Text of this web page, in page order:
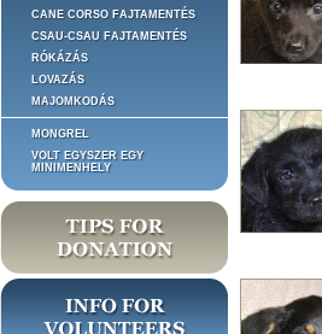
CANE CORSO FAJTAMENTÉS
CSAU-CSAU FAJTAMENTÉS
RÓKÁZÁS
LOVAZÁS
MAJOMKODÁS
MONGREL
VOLT EGYSZER EGY
MINIMENHELY